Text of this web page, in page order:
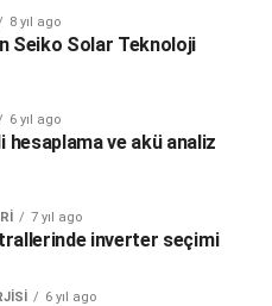
8 yıl ago
Seiko Solar Teknoloji
6 yıl ago
hesaplama ve akü analiz
7 yıl ago
inverter seçimi
6 yıl ago